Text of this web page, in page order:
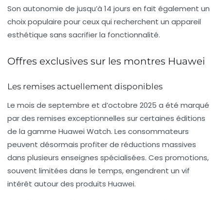
Son autonomie de jusqu’à 14 jours en fait également un
choix populaire pour ceux qui recherchent un appareil
esthétique sans sacrifier la fonctionnalité.
Offres exclusives sur les montres Huawei
Les remises actuellement disponibles
Le mois de septembre et d’octobre 2025 a été marqué
par des remises exceptionnelles sur certaines éditions
de la gamme Huawei Watch. Les consommateurs
peuvent désormais profiter de réductions massives
dans plusieurs enseignes spécialisées. Ces promotions,
souvent limitées dans le temps, engendrent un vif
intérêt autour des produits Huawei.